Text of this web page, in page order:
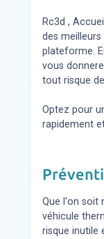
Rc3d ,
des
plateforme.
vous
tout risque
Optez pour
rapidement
Que l'on soit
véhicule
risque inutile